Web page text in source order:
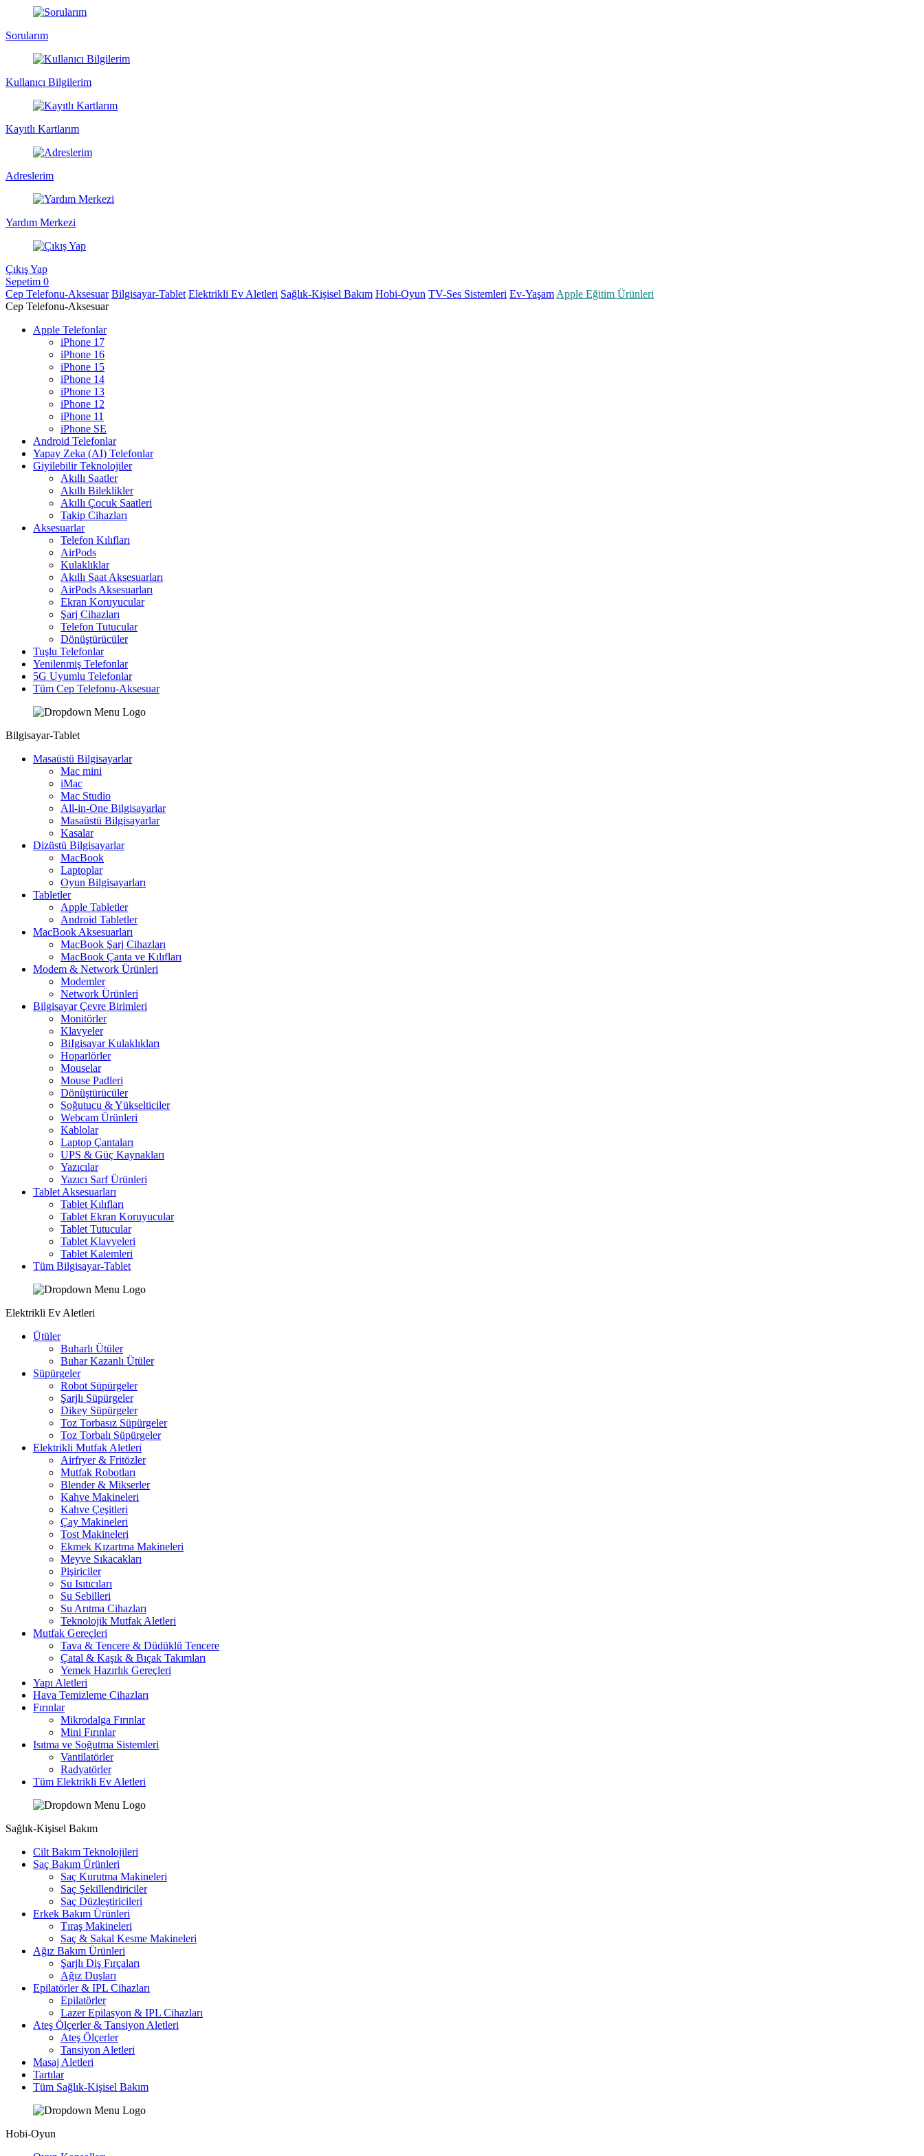
Sorularım
Kullanıcı Bilgilerim
Kayıtlı Kartlarım
Adreslerim
Yardım Merkezi
Çıkış Yap
Sepetim 0
Cep Telefonu-Aksesuar Bilgisayar-Tablet Elektrikli Ev Aletleri Sağlık-Kişisel Bakım Hobi-Oyun TV-Ses Sistemleri Ev-Yaşam Apple Eğitim Ürünleri
Cep Telefonu-Aksesuar
Apple Telefonlar
iPhone 17
iPhone 16
iPhone 15
iPhone 14
iPhone 13
iPhone 12
iPhone 11
iPhone SE
Android Telefonlar
Yapay Zeka (AI) Telefonlar
Giyilebilir Teknolojiler
Akıllı Saatler
Akıllı Bileklikler
Akıllı Çocuk Saatleri
Takip Cihazları
Aksesuarlar
Telefon Kılıfları
AirPods
Kulaklıklar
Akıllı Saat Aksesuarları
AirPods Aksesuarları
Ekran Koruyucular
Şarj Cihazları
Telefon Tutucular
Dönüştürücüler
Tuşlu Telefonlar
Yenilenmiş Telefonlar
5G Uyumlu Telefonlar
Tüm Cep Telefonu-Aksesuar
Bilgisayar-Tablet
Masaüstü Bilgisayarlar
Mac mini
iMac
Mac Studio
All-in-One Bilgisayarlar
Masaüstü Bilgisayarlar
Kasalar
Dizüstü Bilgisayarlar
MacBook
Laptoplar
Oyun Bilgisayarları
Tabletler
Apple Tabletler
Android Tabletler
MacBook Aksesuarları
MacBook Şarj Cihazları
MacBook Çanta ve Kılıfları
Modem & Network Ürünleri
Modemler
Network Ürünleri
Bilgisayar Çevre Birimleri
Monitörler
Klavyeler
BiIgisayar Kulaklıkları
Hoparlörler
Mouselar
Mouse Padleri
Dönüştürücüler
Soğutucu & Yükselticiler
Webcam Ürünleri
Kablolar
Laptop Çantaları
UPS & Güç Kaynakları
Yazıcılar
Yazıcı Sarf Ürünleri
Tablet Aksesuarları
Tablet Kılıfları
Tablet Ekran Koruyucular
Tablet Tutucular
Tablet Klavyeleri
Tablet Kalemleri
Tüm Bilgisayar-Tablet
Elektrikli Ev Aletleri
Ütüler
Buharlı Ütüler
Buhar Kazanlı Ütüler
Süpürgeler
Robot Süpürgeler
Şarjlı Süpürgeler
Dikey Süpürgeler
Toz Torbasız Süpürgeler
Toz Torbalı Süpürgeler
Elektrikli Mutfak Aletleri
Airfryer & Fritözler
Mutfak Robotları
Blender & Mikserler
Kahve Makineleri
Kahve Çeşitleri
Çay Makineleri
Tost Makineleri
Ekmek Kızartma Makineleri
Meyve Sıkacakları
Pişiriciler
Su Isıtıcıları
Su Sebilleri
Su Arıtma Cihazları
Teknolojik Mutfak Aletleri
Mutfak Gereçleri
Tava & Tencere & Düdüklü Tencere
Çatal & Kaşık & Bıçak Takımları
Yemek Hazırlık Gereçleri
Yapı Aletleri
Hava Temizleme Cihazları
Fırınlar
Mikrodalga Fırınlar
Mini Fırınlar
Isıtma ve Soğutma Sistemleri
Vantilatörler
Radyatörler
Tüm Elektrikli Ev Aletleri
Sağlık-Kişisel Bakım
Cilt Bakım Teknolojileri
Saç Bakım Ürünleri
Saç Kurutma Makineleri
Saç Şekillendiriciler
Saç Düzleştiricileri
Erkek Bakım Ürünleri
Tıraş Makineleri
Saç & Sakal Kesme Makineleri
Ağız Bakım Ürünleri
Şarjlı Diş Fırçaları
Ağız Duşları
Epilatörler & IPL Cihazları
Epilatörler
Lazer Epilasyon & IPL Cihazları
Ateş Ölçerler & Tansiyon Aletleri
Ateş Ölçerler
Tansiyon Aletleri
Masaj Aletleri
Tartılar
Tüm Sağlık-Kişisel Bakım
Hobi-Oyun